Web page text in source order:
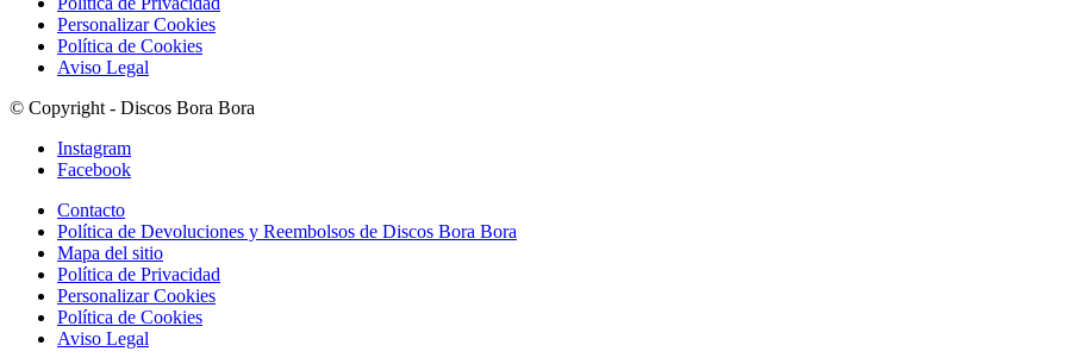
Personalizar Cookies
Política de Cookies
Aviso Legal
© Copyright - Discos Bora Bora
Instagram
Facebook
Contacto
Política de Devoluciones y Reembolsos de Discos Bora Bora
Mapa del sitio
Política de Privacidad
Personalizar Cookies
Política de Cookies
Aviso Legal